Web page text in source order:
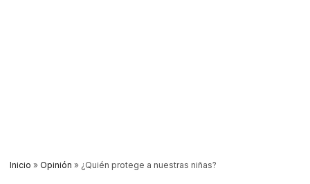
Inicio » Opinión » ¿Quién protege a nuestras niñas?